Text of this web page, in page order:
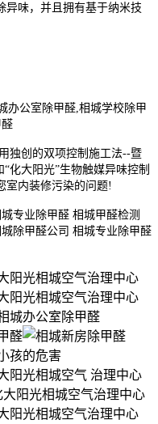
异味，并且拥有基于纳米技
独创的双项控制施工法--暨
化大阳光”生物触媒异味控制
室内装修污染的问题!
专业除甲醛 相城甲醛检测
除甲醛公司 相城专业除甲醛